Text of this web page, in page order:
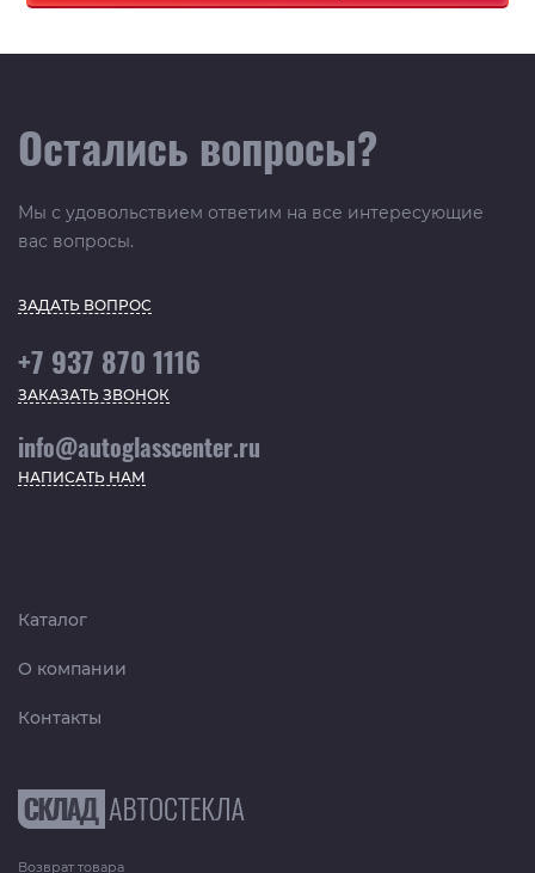
Остались вопросы?
Мы с удовольствием ответим на все интересующие
вас вопросы.
ЗАДАТЬ ВОПРОС
+7 937 870 1116
ЗАКАЗАТЬ ЗВОНОК
info@autoglasscenter.ru
НАПИСАТЬ НАМ
Каталог
О компании
Контакты
Возврат товара